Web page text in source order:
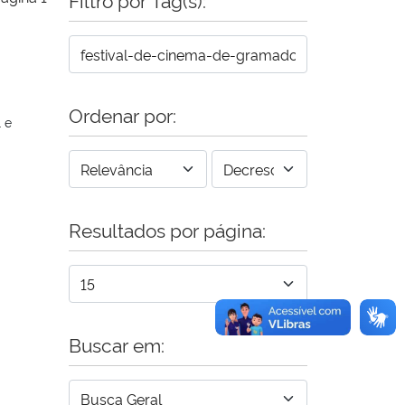
e
Ordenar por:
Resultados por página:
Buscar em: